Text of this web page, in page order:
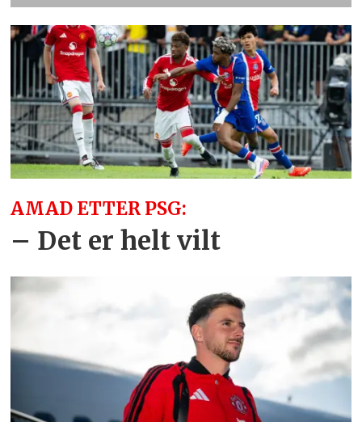
AMAD ETTER PSG:
– Det er helt vilt